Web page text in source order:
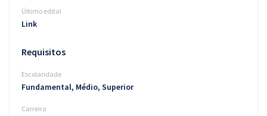
Aprovados
Último edital
Link
Requisitos
Escolaridade
Fundamental, Médio, Superior
Carreira